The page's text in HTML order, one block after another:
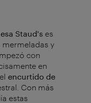
Staud's es
y
con
en
encurtido de
Con más
estas